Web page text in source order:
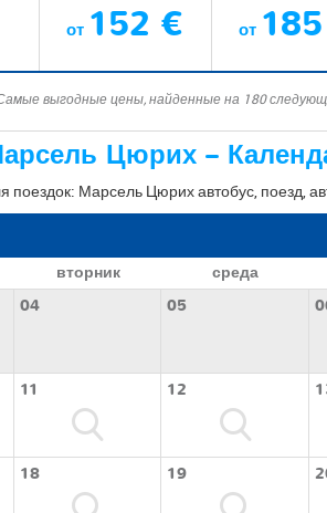
от 152 € от
выгодные цены, найденные на 180
Цюрих –
Марсель Цюрих автобус, поезд,
вторник среда
04 05
11 12
18 19